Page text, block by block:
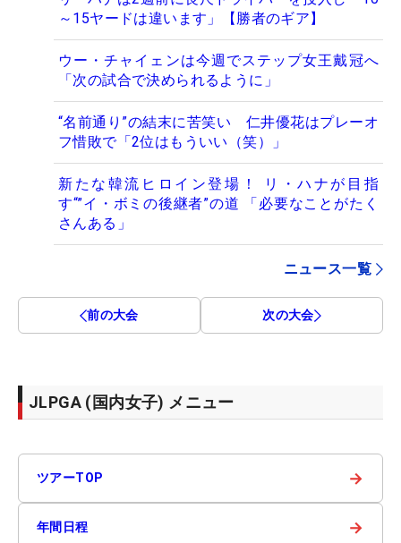
～15ヤードは違います」【勝者のギア】
ウー・チャイェンは今週でステップ女王戴冠へ
「次の試合で決められるように」
“名前通り”の結末に苦笑い 仁井優花はプレーオ
フ惜敗で「2位はもういい（笑）」
新たな韓流ヒロイン登場！ リ・ハナが目指
す“”イ・ボミの後継者”の道 「必要なことがたく
さんある」
ニュース一覧
前の大会 次の大会
JLPGA (国内女子) メニュー
ツアーTOP →
年間日程 →